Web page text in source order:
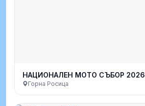
НАЦИОНАЛЕН МОТО СЪБОР 2026
Горна Росица